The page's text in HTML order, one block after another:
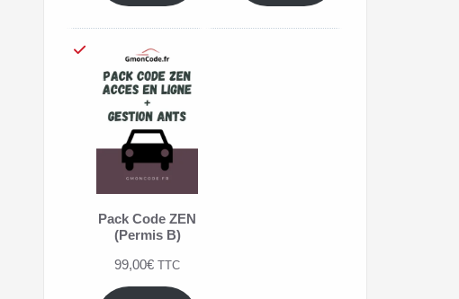
sur
notations
sur
notations
Pack Code ZEN
(Permis B)
99,00€ TTC